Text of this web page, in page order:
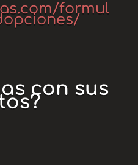
formul
con sus